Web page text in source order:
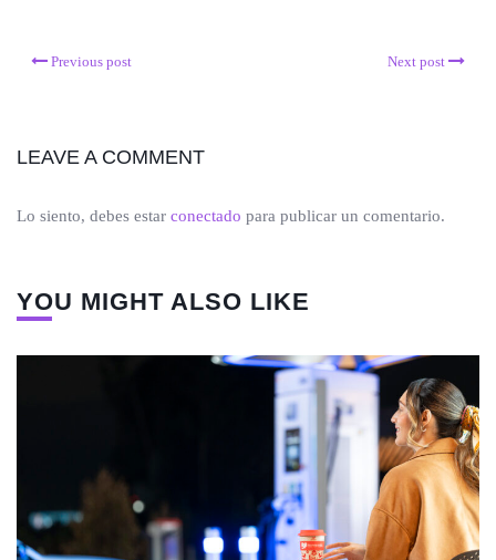
Previous post Next post
LEAVE A COMMENT
Lo siento, debes estar conectado para publicar un comentario.
YOU MIGHT ALSO LIKE